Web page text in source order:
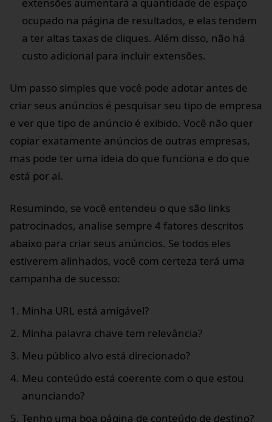
ocupado na página de resultados, e elas tendem
a ter altas taxas de cliques. Além disso, não há
custo adicional para incluir extensões.
Um passo simples que você pode adotar antes de
criar seus anúncios é pesquisar seu tipo de empresa
e ver que tipo de anúncio é exibido. Você não quer
copiar exatamente anúncios de outras empresas,
mas pode ter uma ideia do que funciona e do que
está por aí.
Resumindo, se você entendeu o que são links
patrocinados, analise sempre 4 fatores descritos
abaixo para criar seus anúncios. Se todos eles
estiverem alinhados, você com certeza terá uma
campanha de sucesso:
Minha URL está amigável?
Minha palavra chave tem relevância?
Meu público alvo está direcionado?
Meu conteúdo está coerente com o que estou
anunciando?
Tenho uma boa página de conteúdo de destino?